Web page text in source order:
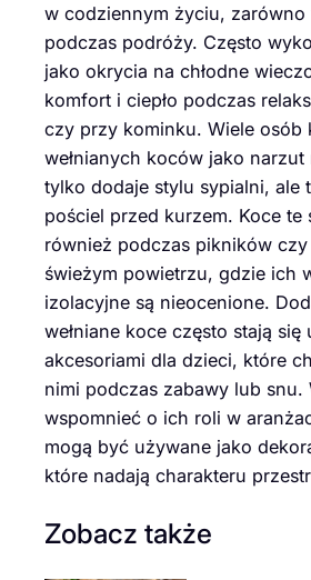
w codziennym życiu, zarówno
podczas podróży. Często
jako okrycia na chłodne
komfort i ciepło podczas
czy przy kominku. Wiele osób
wełnianych koców jako narzut
tylko dodaje stylu sypialni, ale
pościel przed kurzem. Koce te
również podczas pikników
świeżym powietrzu, gdzie ich
izolacyjne są nieocenione.
wełniane koce często stają się
akcesoriami dla dzieci, które
nimi podczas zabawy lub snu.
wspomnieć o ich roli w
mogą być używane jako
które nadają charakteru
Zobacz także